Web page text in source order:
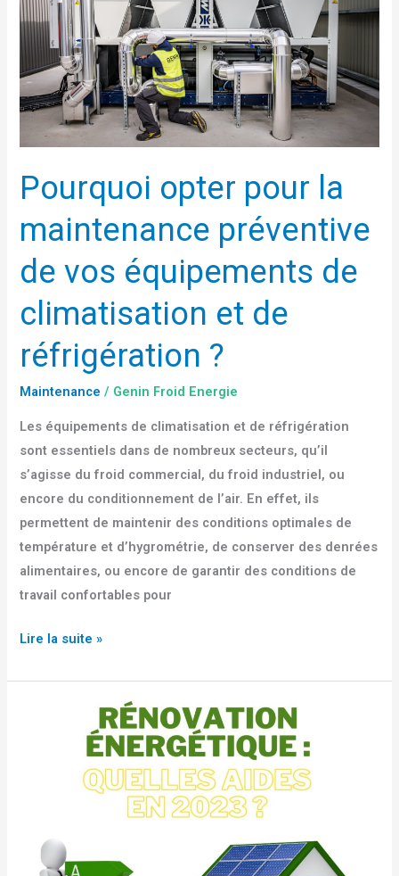
Pourquoi opter pour la
maintenance préventive
de vos équipements de
climatisation et de
réfrigération ?
Maintenance / Genin Froid Energie
Les équipements de climatisation et de réfrigération
sont essentiels dans de nombreux secteurs, qu’il
s’agisse du froid commercial, du froid industriel, ou
encore du conditionnement de l’air. En effet, ils
permettent de maintenir des conditions optimales de
température et d’hygrométrie, de conserver des denrées
alimentaires, ou encore de garantir des conditions de
travail confortables pour
maintenance
préventive
vos
équipements
et
réfrigération
Lire la suite »
énergétique
2023